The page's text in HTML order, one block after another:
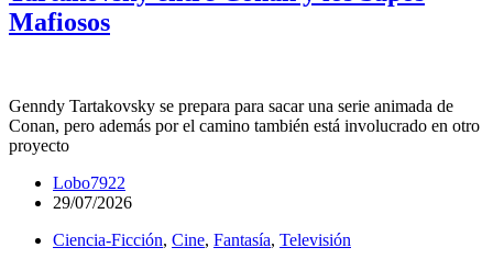
Mafiosos
Genndy Tartakovsky se prepara para sacar una serie animada de
Conan, pero además por el camino también está involucrado en otro
proyecto
Lobo7922
29/07/2026
Ciencia-Ficción, Cine, Fantasía, Televisión